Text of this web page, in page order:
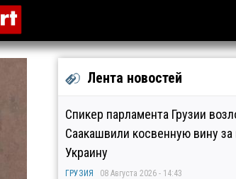
Лента новостей
Спикер парламента Грузии
Саакашвили косвенную вину
Украину
ГРУЗИЯ 08 Августа 2026 - 14:43